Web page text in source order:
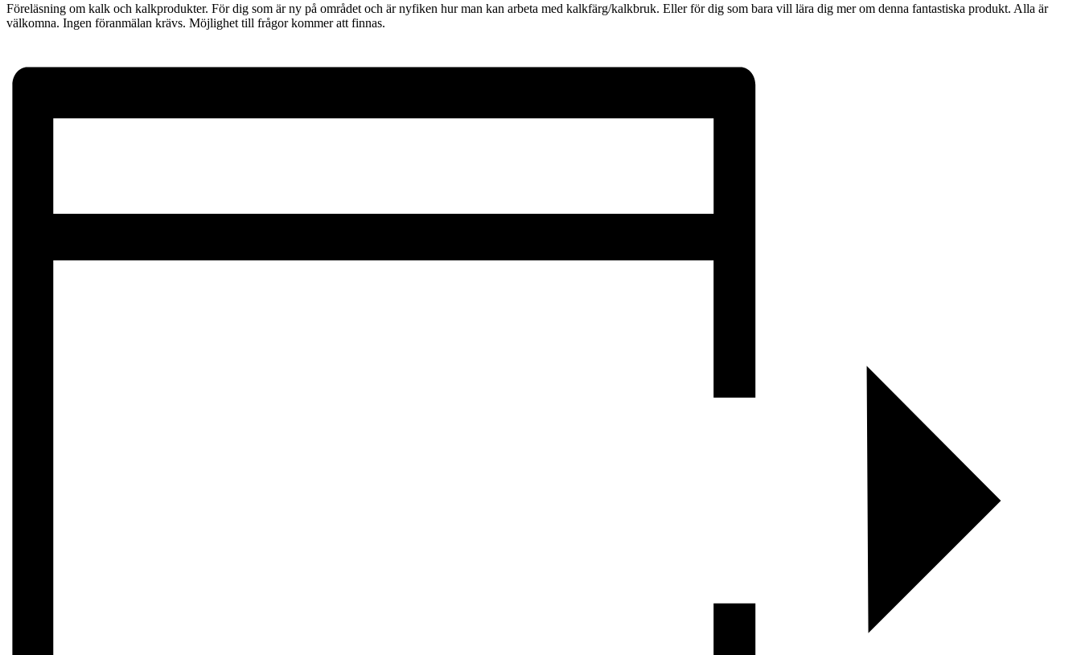
Föreläsning om kalk och kalkprodukter. För dig som är ny på området och är nyfiken hur man kan arbeta med kalkfärg/kalkbruk. Eller för dig som bara vill lära dig mer om denna fantastiska produkt. Alla är
välkomna. Ingen föranmälan krävs. Möjlighet till frågor kommer att finnas.